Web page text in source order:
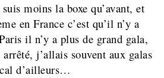
moins la boxe qu’avant, et
en France c’est qu’il n’y a
il n’y a plus de grand gala,
j’allais souvent aux galas
d’ailleurs…